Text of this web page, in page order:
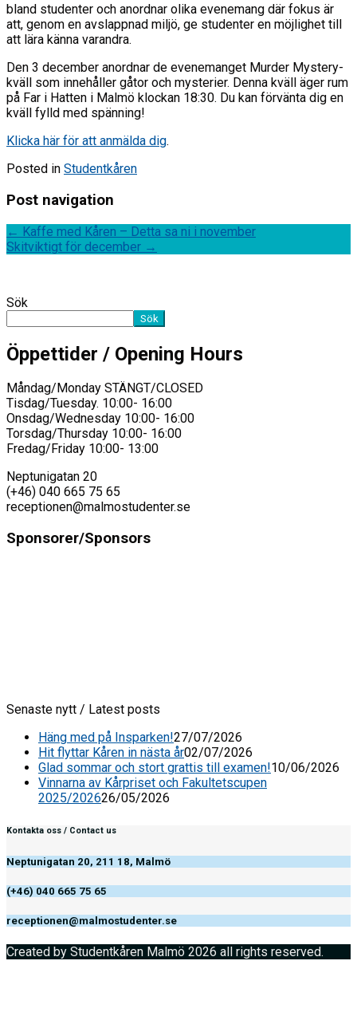
bland studenter och anordnar olika evenemang där fokus är
att, genom en avslappnad miljö, ge studenter en möjlighet till
att lära känna varandra.
Den 3 december anordnar de evenemanget Murder Mystery-
kväll som innehåller gåtor och mysterier. Denna kväll äger rum
på Far i Hatten i Malmö klockan 18:30. Du kan förvänta dig en
kväll fylld med spänning!
Klicka här för att anmälda dig.
Posted in Studentkåren
Post navigation
← Kaffe med Kåren – Detta sa ni i november
Skitviktigt för december →
Sök
Sök
Öppettider / Opening Hours
Måndag/Monday STÄNGT/CLOSED
Tisdag/Tuesday. 10:00- 16:00
Onsdag/Wednesday 10:00- 16:00
Torsdag/Thursday 10:00- 16:00
Fredag/Friday 10:00- 13:00
Neptunigatan 20
(+46) 040 665 75 65
receptionen@malmostudenter.se
Sponsorer/Sponsors
Senaste nytt / Latest posts
Häng med på Insparken!27/07/2026
Hit flyttar Kåren in nästa år02/07/2026
Glad sommar och stort grattis till examen!10/06/2026
Vinnarna av Kårpriset och Fakultetscupen
2025/202626/05/2026
Kontakta oss / Contact us
Neptunigatan 20, 211 18, Malmö
(+46) 040 665 75 65
receptionen@malmostudenter.se
Created by Studentkåren Malmö 2026 all rights reserved.